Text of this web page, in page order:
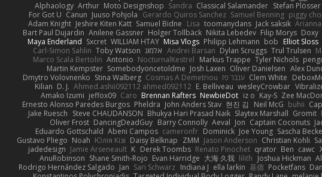
Alphaology Arthur Moto Designshop Sandra Classical Salamander Stefan Plösser
For Got U Canun Juuso Pohjola Gerardo Quiros Sanchez Samuel Benning piggy
Adam Knight Jeshire Kiten Katt Samuel Bidne Lisa toomanydans Jack saksik
Bart Paul Dujardin Anilene Gassner Holger Tollbäck Nikita Lebedev Filip Morys Doxy
Maya Enderland Sxcret WILLIAM HTAY Misa Vlogs Philipp Lehmann bob Elliot Sloss
Carl-Simon Sahlin Toby Watson אלמוג Andrei Barsan Dylan Scruggs Trul Trulsen
Marco Scala Bertolin Antonio NocturnalKestrel Markus Trappe Tyler Nichols
Martin Kempster Somebodyoncetoldme Josh Laxen Oliver Danielsen Alex
Dmytro Volovnenko Stina Walberg Cosmas A Demetriou ענבר פז Clem White
Kilian D. J. Ahmed.ashii092112 ahmed092112 E. Belliveau wesleyCrowbar
Amako Izumi jeffox09 Caro Brennan Rafters NewbieDot iz o Kay-S Zee
Ernesto Alonso Paredes Burgos Pheldra John Anders Stav 현진 김 Neil McG buhii
Jake Ruesch Steve CHAUDANSON Bhukya Hari Prasad Naik Slaytex Marshall Gromit
Oliver Frost DancingDeadGuy Barry Connolly Aeval Jon Captain Coconuts
Eduardo Gottschald Abeni Campos cameronfr Dominick Joe Young Sascha
Gustavo Pliego Noah Юлія Кізі Daisy Belknap ZMM Jason Anderson Christian Kohli
jadedesign Jamie Arseneault K Derek Toombs Renato Pinochet qrator Ben cawc
AnuRobinson Shane Smith-Rojo Evan Harridge 大海 久我 lilith Joshua Hickman
Rodrigo Hernández Salgado Jan Sari Schwarz Indiana J ella larkin 基德 Pocketfans